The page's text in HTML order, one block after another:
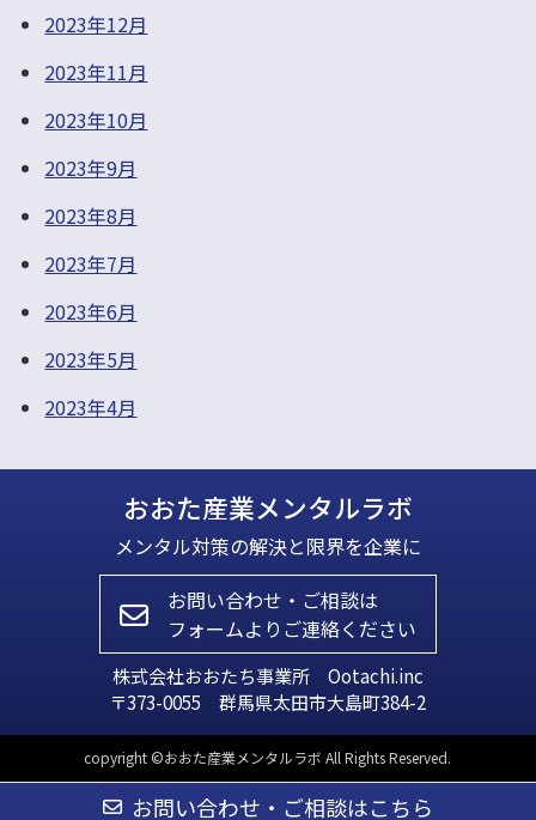
お問い合わせ ・ ご相談はこちら
2023年12月
2023年11月
2023年10月
2023年9月
2023年8月
2023年7月
2023年6月
2023年5月
2023年4月
おおた産業メンタルラボ
メンタル対策の解決と限界を企業に
お問い合わせ・ご相談は
フォームよりご連絡ください
株式会社おおたち事業所 Ootachi.inc
〒373-0055 群馬県太田市大島町384-2
copyright ©おおた産業メンタルラボ All Rights Reserved.